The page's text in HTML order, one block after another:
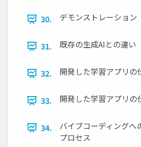
30. デモンストレーション
31. 既存の生成AIとの違い
32. 開発した学習アプリの
33. 開発した学習アプリの
34.
バイブコーディングへ
プロセス